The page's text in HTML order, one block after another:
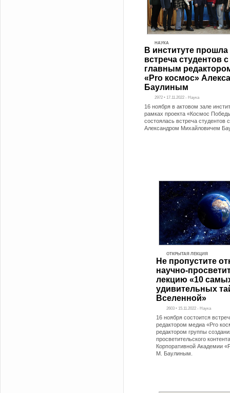
НАУКА
В институте прошла
встреча студентов с
главным
«Pro космос»
Баулиным
2972 • 17.11.2022 - Наука
16 ноября в актовом зале
рамках проекта «Космос
состоялась встреча студентов с
Александром Михайловичем
ОТКРЫТАЯ ЛЕКЦИЯ
Не пропустите
научно-
лекцию «10
удивительных
Вселенной»
2603 • 15.11.2022 - Наука
16 ноября состоится
редактором медиа «Pro
редактором группы
просветительского
Корпоративной Академии
М. Баулиным.